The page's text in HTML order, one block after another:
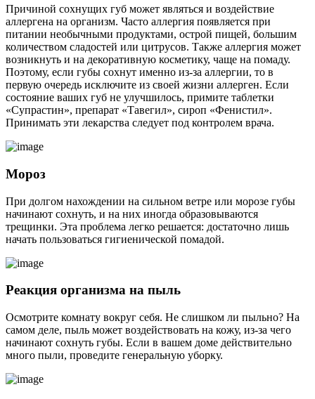
Причиной сохнущих губ может являться и воздействие
аллергена на организм. Часто аллергия появляется при
питании необычными продуктами, острой пищей, большим
количеством сладостей или цитрусов. Также аллергия может
возникнуть и на декоративную косметику, чаще на помаду.
Поэтому, если губы сохнут именно из-за аллергии, то в
первую очередь исключите из своей жизни аллерген. Если
состояние ваших губ не улучшилось, примите таблетки
«Супрастин», препарат «Тавегил», сироп «Фенистил».
Принимать эти лекарства следует под контролем врача.
Мороз
При долгом нахождении на сильном ветре или морозе губы
начинают сохнуть, и на них иногда образовываются
трещинки. Эта проблема легко решается: достаточно лишь
начать пользоваться гигиенической помадой.
Реакция организма на пыль
Осмотрите комнату вокруг себя. Не слишком ли пыльно? На
самом деле, пыль может воздействовать на кожу, из-за чего
начинают сохнуть губы. Если в вашем доме действительно
много пыли, проведите генеральную уборку.